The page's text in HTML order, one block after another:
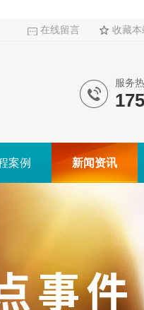
在线留言 收藏本
服务
案例 新闻资讯